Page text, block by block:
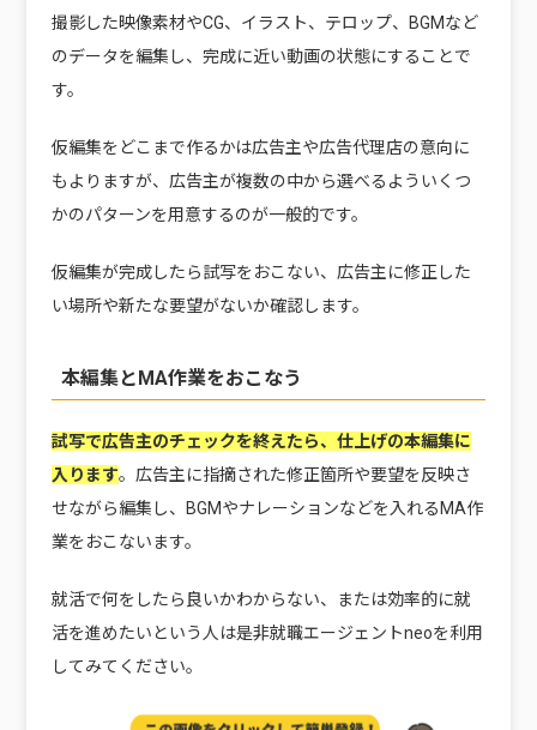
撮影した映像素材やCG、イラスト、テロップ、BGMなど
のデータを編集し、完成に近い動画の状態にすることで
す。
仮編集をどこまで作るかは広告主や広告代理店の意向に
もよりますが、広告主が複数の中から選べるよういくつ
かのパターンを用意するのが一般的です。
仮編集が完成したら試写をおこない、広告主に修正した
い場所や新たな要望がないか確認します。
本編集とMA作業をおこなう
試写で広告主のチェックを終えたら、仕上げの本編集に
入ります。 広告主に指摘された修正箇所や要望を反映さ
せながら編集し、BGMやナレーションなどを入れるMA作
業をおこないます。
就活で何をしたら良いかわからない、または効率的に就
活を進めたいという人は是非就職エージェントneoを利用
してみてください。